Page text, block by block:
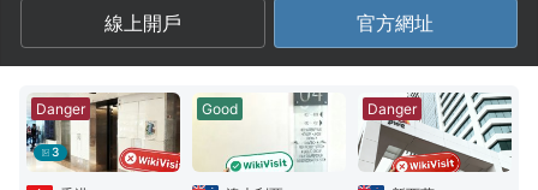
3
4
5
5
6
7
5
6
7
線上開戶 官方網址
3
Danger Good Danger